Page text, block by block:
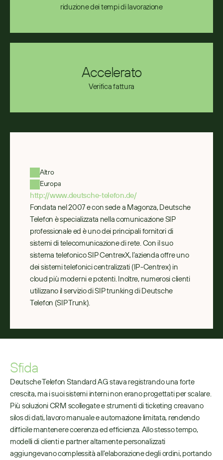
riduzione dei tempi di lavorazione
Accelerato
Verifica fattura
Altro
Europa
http://www.deutsche-telefon.de/
Fondata nel 2007 e con sede a Magonza, Deutsche
Telefon è specializzata nella comunicazione SIP
professionale ed è uno dei principali fornitori di
sistemi di telecomunicazione di rete. Con il suo
sistema telefonico SIP CentrexX, l’azienda offre uno
dei sistemi telefonici centralizzati (IP-Centrex) in
cloud più moderni e potenti. Inoltre, numerosi clienti
utilizzano il servizio di SIP trunking di Deutsche
Telefon (SIP Trunk).
Sfida
Deutsche Telefon Standard AG stava registrando una forte
crescita, ma i suoi sistemi interni non erano progettati per scalare.
Più soluzioni CRM scollegate e strumenti di ticketing creavano
silos di dati, lavoro manuale e automazione limitata, rendendo
difficile mantenere coerenza ed efficienza. Allo stesso tempo,
modelli di clienti e partner altamente personalizzati
aggiungevano complessità all'elaborazione degli ordini, portando